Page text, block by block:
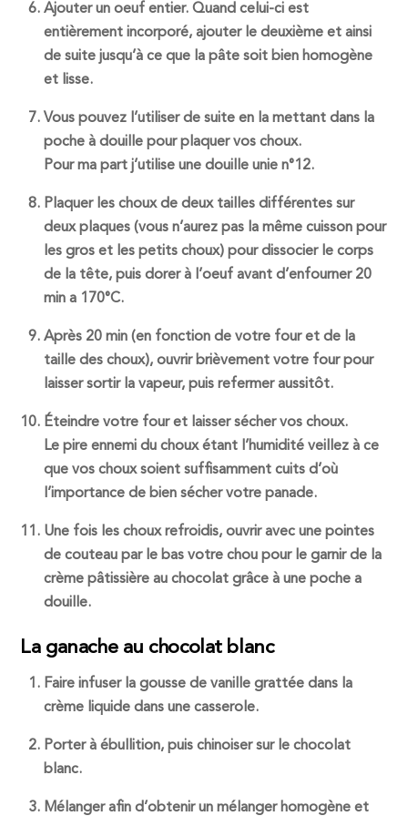
Ajouter un oeuf entier. Quand celui-ci est
entièrement incorporé, ajouter le deuxième et ainsi
de suite jusqu’à ce que la pâte soit bien homogène
et lisse.
Vous pouvez l’utiliser de suite en la mettant dans la
poche à douille pour plaquer vos choux.
Pour ma part j’utilise une douille unie n°12.
Plaquer les choux de deux tailles différentes sur
deux plaques (vous n’aurez pas la même cuisson pour
les gros et les petits choux) pour dissocier le corps
de la tête, puis dorer à l’oeuf avant d’enfourner 20
min a 170°C.
Après 20 min (en fonction de votre four et de la
taille des choux), ouvrir brièvement votre four pour
laisser sortir la vapeur, puis refermer aussitôt.
Éteindre votre four et laisser sécher vos choux.
Le pire ennemi du choux étant l’humidité veillez à ce
que vos choux soient suffisamment cuits d’où
l’importance de bien sécher votre panade.
Une fois les choux refroidis, ouvrir avec une pointes
de couteau par le bas votre chou pour le garnir de la
crème pâtissière au chocolat grâce à une poche a
douille.
La ganache au chocolat blanc
Faire infuser la gousse de vanille grattée dans la
crème liquide dans une casserole.
Porter à ébullition, puis chinoiser sur le chocolat
blanc.
Mélanger afin d’obtenir un mélanger homogène et